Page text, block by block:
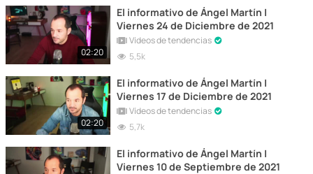
02:20
El informativo de Ángel Martín |
Viernes 24 de Diciembre de 2021
Vídeos de tendencias
5,5k
02:20
El informativo de Ángel Martín |
Viernes 17 de Diciembre de 2021
Vídeos de tendencias
5,7k
El informativo de Ángel Martín |
Viernes 10 de Septiembre de 2021